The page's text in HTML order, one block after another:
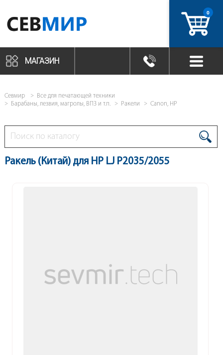
0
МАГАЗИН
Севмир
Все для печатающей техники
Барабаны, лезвия, магролы, ВПЗ и т.п.
Ракели Canon, HP
Ракель (Китай) для HP LJ P2035/2055